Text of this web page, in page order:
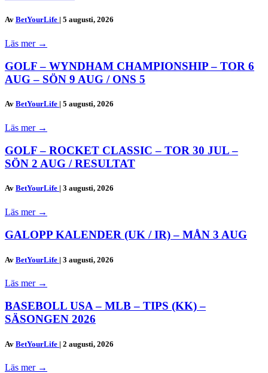
Av BetYourLife | 5 augusti, 2026
Läs mer →
GOLF – WYNDHAM CHAMPIONSHIP – TOR 6
AUG – SÖN 9 AUG / ONS 5
Av BetYourLife | 5 augusti, 2026
Läs mer →
GOLF – ROCKET CLASSIC – TOR 30 JUL –
SÖN 2 AUG / RESULTAT
Av BetYourLife | 3 augusti, 2026
Läs mer →
GALOPP KALENDER (UK / IR) – MÅN 3 AUG
Av BetYourLife | 3 augusti, 2026
Läs mer →
BASEBOLL USA – MLB – TIPS (KK) –
SÄSONGEN 2026
Av BetYourLife | 2 augusti, 2026
Läs mer →